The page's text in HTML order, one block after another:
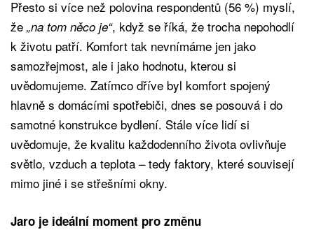
Přesto si více než polovina respondentů (56 %) myslí,
že „na tom něco je“, když se říká, že trocha nepohodlí
k životu patří. Komfort tak nevnímáme jen jako
samozřejmost, ale i jako hodnotu, kterou si
uvědomujeme. Zatímco dříve byl komfort spojený
hlavně s domácími spotřebiči, dnes se posouvá i do
samotné konstrukce bydlení. Stále více lidí si
uvědomuje, že kvalitu každodenního života ovlivňuje
světlo, vzduch a teplota – tedy faktory, které souvisejí
mimo jiné i se střešními okny.
Jaro je ideální moment pro změnu